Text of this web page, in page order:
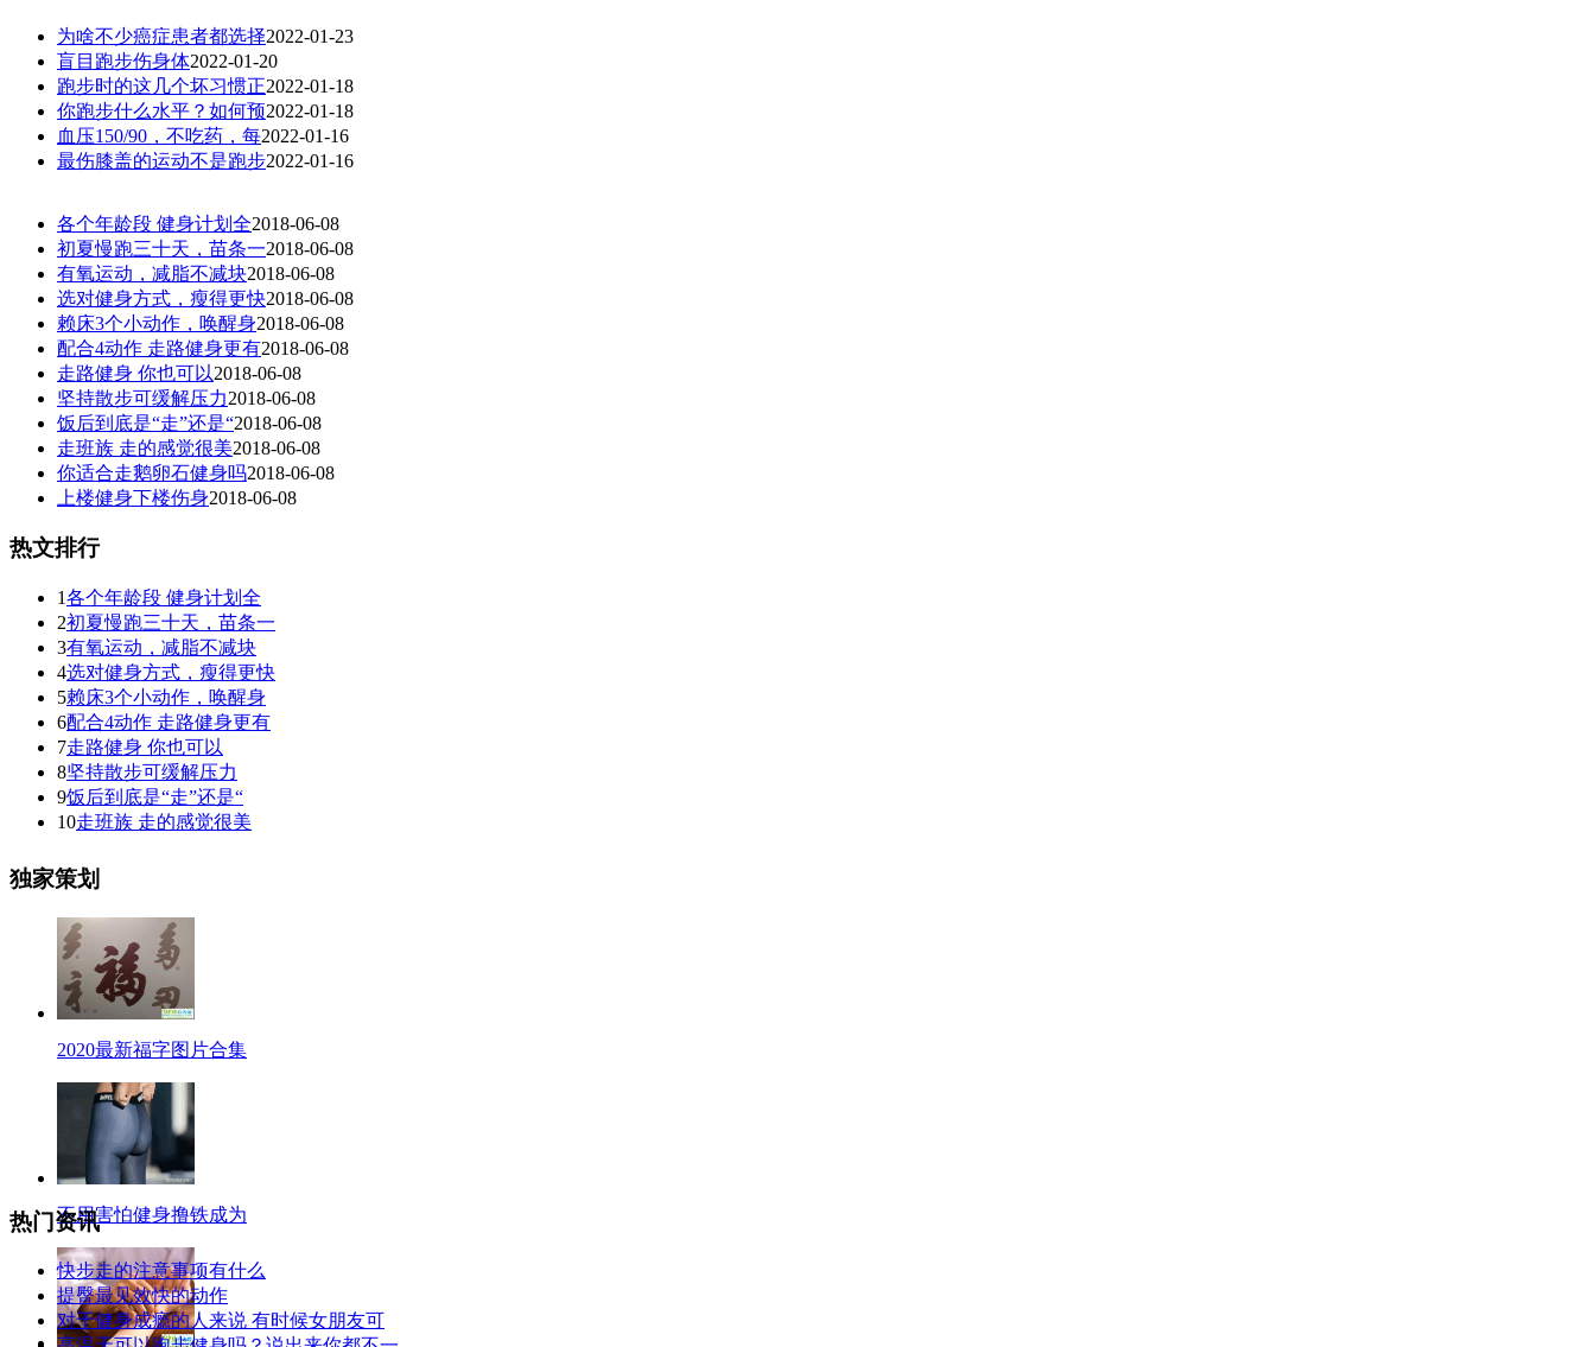
为啥不少癌症患者都选择2022-01-23
盲目跑步伤身体2022-01-20
跑步时的这几个坏习惯正2022-01-18
你跑步什么水平？如何预2022-01-18
血压150/90，不吃药，每2022-01-16
最伤膝盖的运动不是跑步2022-01-16
各个年龄段 健身计划全2018-06-08
初夏慢跑三十天，苗条一2018-06-08
有氧运动，减脂不减块2018-06-08
选对健身方式，瘦得更快2018-06-08
赖床3个小动作，唤醒身2018-06-08
配合4动作 走路健身更有2018-06-08
走路健身 你也可以2018-06-08
坚持散步可缓解压力2018-06-08
饭后到底是“走”还是“2018-06-08
走班族 走的感觉很美2018-06-08
你适合走鹅卵石健身吗2018-06-08
上楼健身下楼伤身2018-06-08
热文排行
1各个年龄段 健身计划全
2初夏慢跑三十天，苗条一
3有氧运动，减脂不减块
4选对健身方式，瘦得更快
5赖床3个小动作，唤醒身
6配合4动作 走路健身更有
7走路健身 你也可以
8坚持散步可缓解压力
9饭后到底是“走”还是“
10走班族 走的感觉很美
独家策划
2020最新福字图片合集
不用害怕健身撸铁成为
热门资讯
快步走的注意事项有什么
提臀最见效快的动作
对于健身成瘾的人来说 有时候女朋友可